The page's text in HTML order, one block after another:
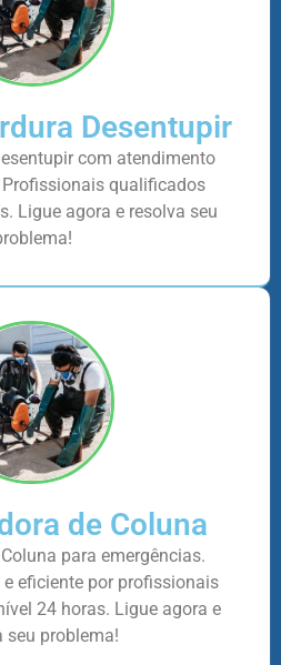
Desentupir
com atendimento
qualificados
Ligue agora e resolva seu
de Coluna
para emergências.
eficiente por profissionais
24 horas. Ligue agora e
seu problema!